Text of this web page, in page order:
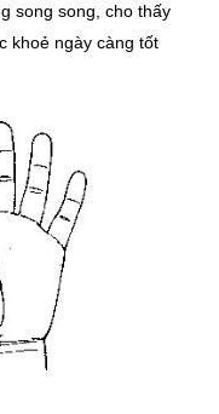
song song, cho thấy
khoẻ ngày càng tốt